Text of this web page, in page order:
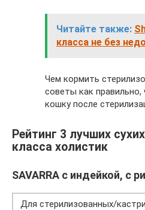
Читайте также:
класса не без
Чем кормить
советы как
кошку после
Рейтинг 3 лучших
класса холистик
SAVARRA с индейкой, с
Для стерилизованных/